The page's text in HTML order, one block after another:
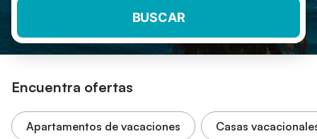
BUSCAR
Encuentra ofertas
Apartamentos de vacaciones Casas